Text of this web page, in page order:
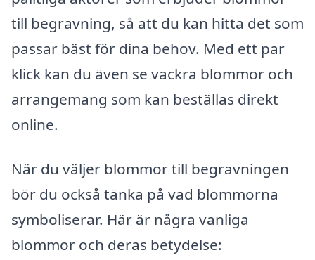
till begravning, så att du kan hitta det som
passar bäst för dina behov. Med ett par
klick kan du även se vackra blommor och
arrangemang som kan beställas direkt
online.
När du väljer blommor till begravningen
bör du också tänka på vad blommorna
symboliserar. Här är några vanliga
blommor och deras betydelse: